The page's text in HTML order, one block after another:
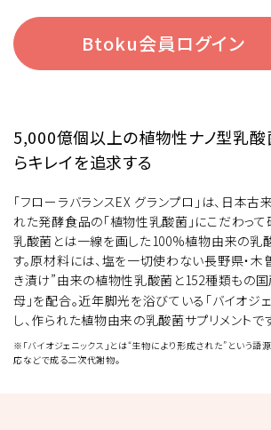
Btoku会員ログイン
5,000億個以上の植物性ナノ型乳
らキレイを追求する
「フローラバランスEX グランプロ」は、日本
れた発酵食品の「植物性乳酸菌」にこだわっ
乳酸菌とは一線を画した100%植物由来の乳
す。原材料には、塩を一切使わない長野県・
き漬け”由来の植物性乳酸菌と152種類もの国
母」を配合。近年脚光を浴びている「バイオジ
し、作られた植物由来の乳酸菌サプリメントです
※「バイオジェニックス」とは“生物により形成された”という語
応などで成る二次代謝物。